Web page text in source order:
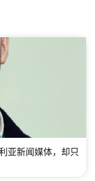
亚新闻媒体，却只